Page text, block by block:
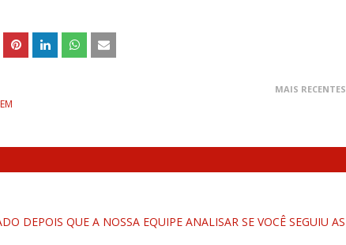
MAIS RECENTES
DEPOIS QUE A NOSSA EQUIPE ANALISAR SE VOCÊ SEGUIU AS